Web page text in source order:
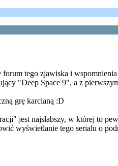
forum tego zjawiska i
"Deep Space 9", a z
grę karcianą :D
jest najsłabszy, w której to
wyświetlanie tego serialu o